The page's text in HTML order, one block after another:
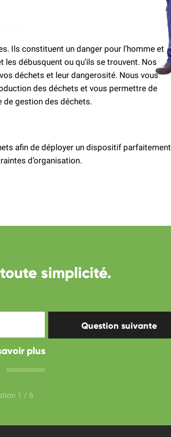
Ils constituent un danger pour l’homme et
les débusquent ou qu’ils se trouvent. Nos
déchets et leur dangerosité. Nous vous
des déchets et vous permettre de
de gestion des déchets.
afin de déployer un dispositif parfaitement
d’organisation.
simplicité.
Question suivante
plus
1 / 6